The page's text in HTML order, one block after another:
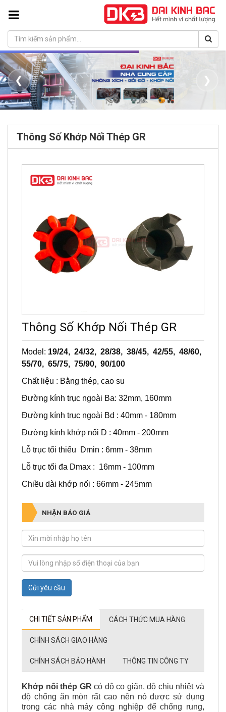
❮ ❯
Thông Số Khớp Nối Thép GR
Thông Số Khớp Nối Thép GR
Model: 19/24, 24/32, 28/38, 38/45, 42/55, 48/60,
55/70, 65/75, 75/90, 90/100
Chất liệu : Bằng thép, cao su
Đường kính trục ngoài Ba: 32mm, 160mm
Đường kính trục ngoài Bd : 40mm - 180mm
Đường kính khớp nối D : 40mm - 200mm
Lỗ trục tối thiểu Dmin : 6mm - 38mm
Lỗ trục tối đa Dmax : 16mm - 100mm
Chiều dài khớp nối : 66mm - 245mm
NHẬN BÁO GIÁ
Gửi yêu cầu
CHI TIẾT SẢN PHẨM CÁCH THỨC MUA HÀNG
CHÍNH SÁCH GIAO HÀNG
CHÍNH SÁCH BẢO HÀNH THÔNG TIN CÔNG TY
Khớp nối thép GR có độ co giãn, độ chịu nhiệt và
độ chống ăn mòn rất cao nên nó được sử dụng
trong các nhà máy công nghiệp để chống rung,